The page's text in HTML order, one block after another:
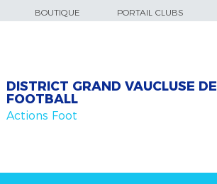
BOUTIQUE PORTAIL CLUBS
DISTRICT GRAND VAUCLUSE DE
FOOTBALL
Actions Foot